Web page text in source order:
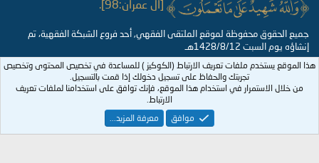
[آل عمران:98].
جميع الحقوق محفوظة لموقع الملتقى الفقهي, أحد فروع الشبكة الفقهية، تم
إنشاؤه يوم السبت 1428/8/12هـ
هذا الموقع يستخدم ملفات تعريف الارتباط (الكوكيز ) للمساعدة في تخصيص المحتوى وتخصيص
تجربتك والحفاظ على تسجيل دخولك إذا قمت بالتسجيل.
من خلال الاستمرار في استخدام هذا الموقع، فإنك توافق على استخدامنا لملفات تعريف
الارتباط.
موافق
معرفة المزيد...